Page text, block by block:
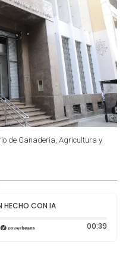
de Ganadería, Agricultura y
HECHO CON IA
0 segundos 00:39